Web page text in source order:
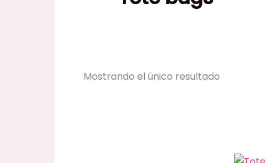
Mostrando el único resultado